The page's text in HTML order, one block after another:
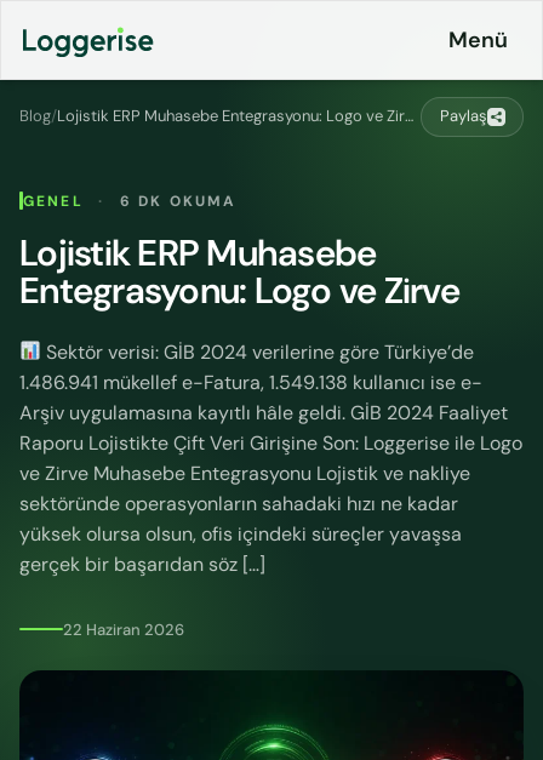
geç
Menü
Lojistik
ERP
Loggerise
Sürücü
LoggyGo
İş
İlanları
Platformu
Entegrasyonlar
Fiyatlandırma
Kurumsal
İletişim
CO2
Hesaplayıcı
Blog/ Lojistik ERP Muhasebe Entegrasyonu: Logo ve Zirve Paylaş
GENEL · 6 DK OKUMA
Lojistik ERP Muhasebe
Entegrasyonu: Logo ve Zirve
Sektör verisi: GİB 2024 verilerine göre Türkiye’de
1.486.941 mükellef e-Fatura, 1.549.138 kullanıcı ise e-
Arşiv uygulamasına kayıtlı hâle geldi. GİB 2024 Faaliyet
Raporu Lojistikte Çift Veri Girişine Son: Loggerise ile Logo
ve Zirve Muhasebe Entegrasyonu Lojistik ve nakliye
sektöründe operasyonların sahadaki hızı ne kadar
yüksek olursa olsun, ofis içindeki süreçler yavaşsa
gerçek bir başarıdan söz […]
22 Haziran 2026